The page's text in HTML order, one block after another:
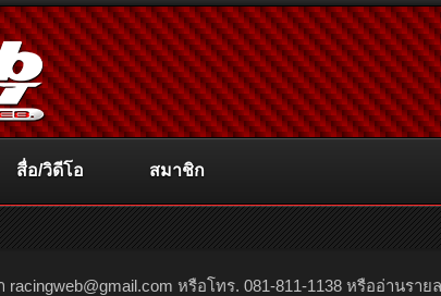
racingweb@gmail.com หรือโทร. 081-811-1138 หรืออ่านรา
สื่อ/วิดีโอ สมาชิก